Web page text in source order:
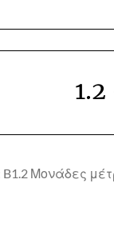
B1.2 Μονάδες